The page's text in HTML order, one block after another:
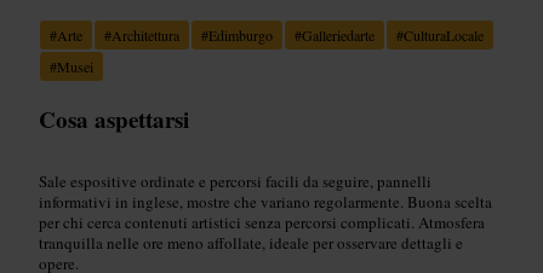
#Arte #Architettura #Edimburgo #Galleriedarte #CulturaLocale
#Musei
Cosa aspettarsi
Sale espositive ordinate e percorsi facili da seguire, pannelli
informativi in inglese, mostre che variano regolarmente. Buona scelta
per chi cerca contenuti artistici senza percorsi complicati. Atmosfera
tranquilla nelle ore meno affollate, ideale per osservare dettagli e
opere.